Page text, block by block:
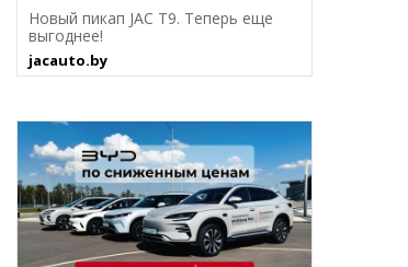
Новый пикап JAC T9. Теперь еще
выгоднее!
jacauto.by